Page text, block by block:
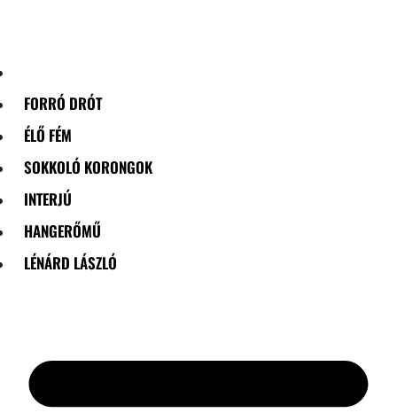
FORRÓ DRÓT
ÉLŐ FÉM
SOKKOLÓ KORONGOK
INTERJÚ
HANGERŐMŰ
LÉNÁRD LÁSZLÓ